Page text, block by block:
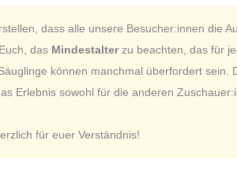
dass alle unsere Besucher:innen die
das Mindestalterzu beachten, das für
können manchmal überfordert sein.
Erlebnis sowohl für die anderen
für euer Verständnis!